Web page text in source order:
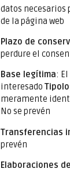
datos necesarios
de la página web
Plazo de
perdure el
Base legítima:
interesado
meramente
No se prevén
Transferencias
prevén
Elaboraciones